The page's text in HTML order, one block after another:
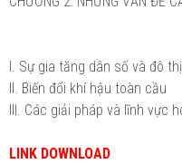
I. Sự gia tăng dân số và đô
II. Biến đổi khí hậu toàn cầu
III. Các giải pháp và lĩnh vực
LINK DOWNLOAD